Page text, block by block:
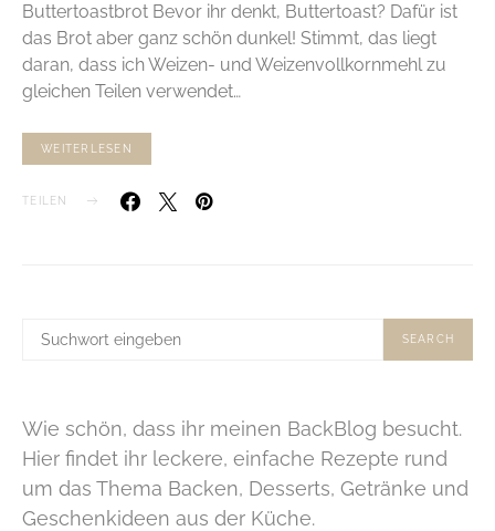
Buttertoastbrot Bevor ihr denkt, Buttertoast? Dafür ist
das Brot aber ganz schön dunkel! Stimmt, das liegt
daran, dass ich Weizen- und Weizenvollkornmehl zu
gleichen Teilen verwendet…
WEITERLESEN
TEILEN
SUCHE
SEARCH
Wie schön, dass ihr meinen BackBlog besucht.
Hier findet ihr leckere, einfache Rezepte rund
um das Thema Backen, Desserts, Getränke und
Geschenkideen aus der Küche.